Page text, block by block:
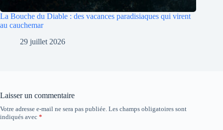
La Bouche du Diable : des vacances paradisiaques qui virent
au cauchemar
29 juillet 2026
Laisser un commentaire
Votre adresse e-mail ne sera pas publiée. Les champs obligatoires sont
indiqués avec *
A
l